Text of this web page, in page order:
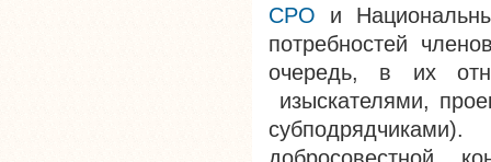
СРО и
потребностей
очередь, в их
изыскателями,